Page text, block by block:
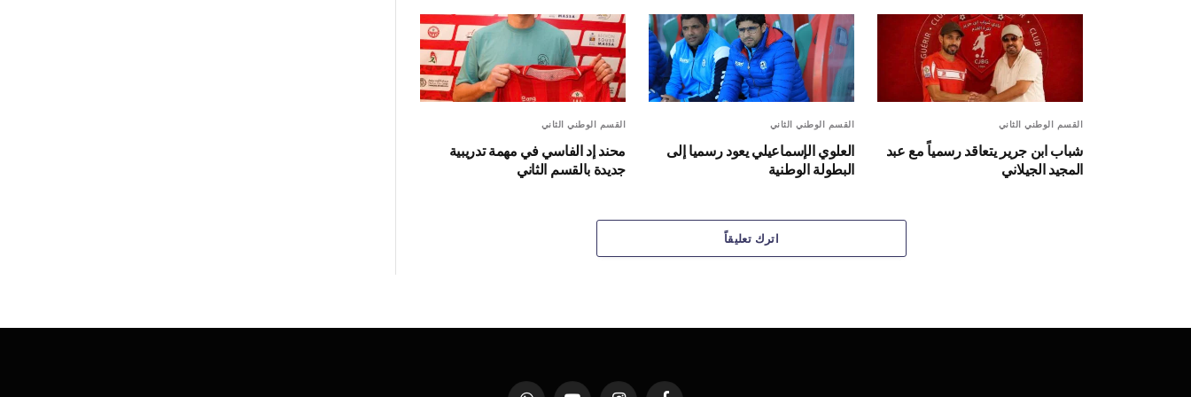
القسم الوطني الثاني
شباب ابن جرير يتعاقد رسمياً مع عبد
المجيد الجيلاني
القسم الوطني الثاني
العلوي الإسماعيلي يعود رسميا إلى
البطولة الوطنية
القسم الوطني الثاني
محند إد الفاسي في مهمة تدريبية
جديدة بالقسم الثاني
اترك تعليقاً